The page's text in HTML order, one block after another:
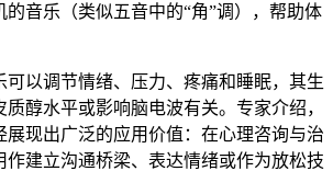
音乐（类似五音中的“角”调），帮助体
可以调节情绪、压力、疼痛和睡眠，其生
醇水平或影响脑电波有关。专家介绍，
展现出广泛的应用价值：在心理咨询与治
作建立沟通桥梁、表达情绪或作为放松技